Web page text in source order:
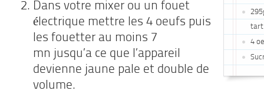
4
Dans votre mixer ou un fouet
électrique mettre les 4 oeufs puis
les fouetter au moins 7
mn jusqu’a ce que l’appareil
devienne jaune pale et double de
volume.